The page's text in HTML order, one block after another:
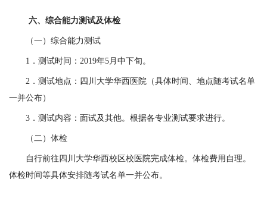
六、综合能力测试及体检
（一）综合能力测试
1 ． 测试时间： 2019年5月中下旬。
2 ． 测试地点：四川大学华西医院（具体时间、地点随考试名单
一并公布）
3． 测试内容：面试及其他。根据各专业测试要求进行。
（二）体检
自行前往四川大学华西校区校医院完成体检。体检费用自理。
体检时间等具体安排随考试名单一并公布。